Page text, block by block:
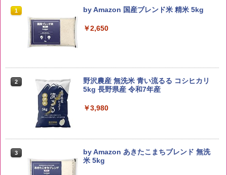
1 by Amazon 国産ブレンド米 精米 5kg
￥2,650
2
野沢農産 無洗米 青い流るる コシヒカリ
5kg 長野県産 令和7年産
￥3,980
3
by Amazon あきたこまちブレンド 無洗
米 5kg